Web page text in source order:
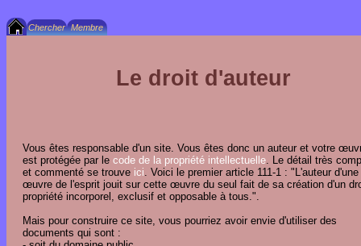
Le droit d'auteur
Vous êtes responsable d'un site. Vous êtes donc un auteur et votre
est protégée par le code de la propriété intellectuelle . Le détail très
et commenté se trouve ici . Voici le premier article 111-1 : "L'auteur d'une
œuvre de l'esprit jouit sur cette œuvre du seul fait de sa création d'un
propriété incorporel, exclusif et opposable à tous.".
Mais pour construire ce site, vous pourriez avoir envie d'utiliser des
documents qui sont :